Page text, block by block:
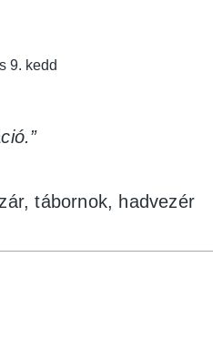
9. kedd
tábornok, hadvezér